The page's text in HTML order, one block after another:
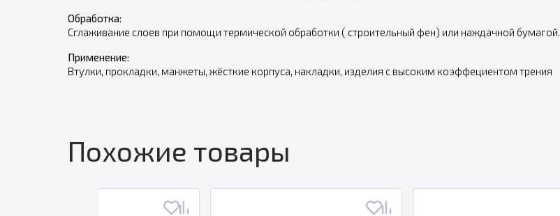
Обработка:
Сглаживание слоев при помощи термической обработки ( строительный фен) или наждачной бумагой.
Применение:
Втулки, прокладки, манжеты, жёсткие корпуса, накладки, изделия с высоким коэффециентом трения
Похожие товары